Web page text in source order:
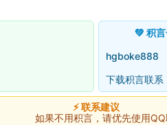
💚 积言
hgboke888
下载积言联系
⚡ 联系建议
如果不用积言，请优先使用QQ